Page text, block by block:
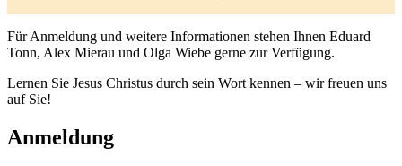
Für Anmeldung und weitere Informationen stehen Ihnen Eduard
Tonn, Alex Mierau und Olga Wiebe gerne zur Verfügung.
Lernen Sie Jesus Christus durch sein Wort kennen – wir freuen uns
auf Sie!
Anmeldung